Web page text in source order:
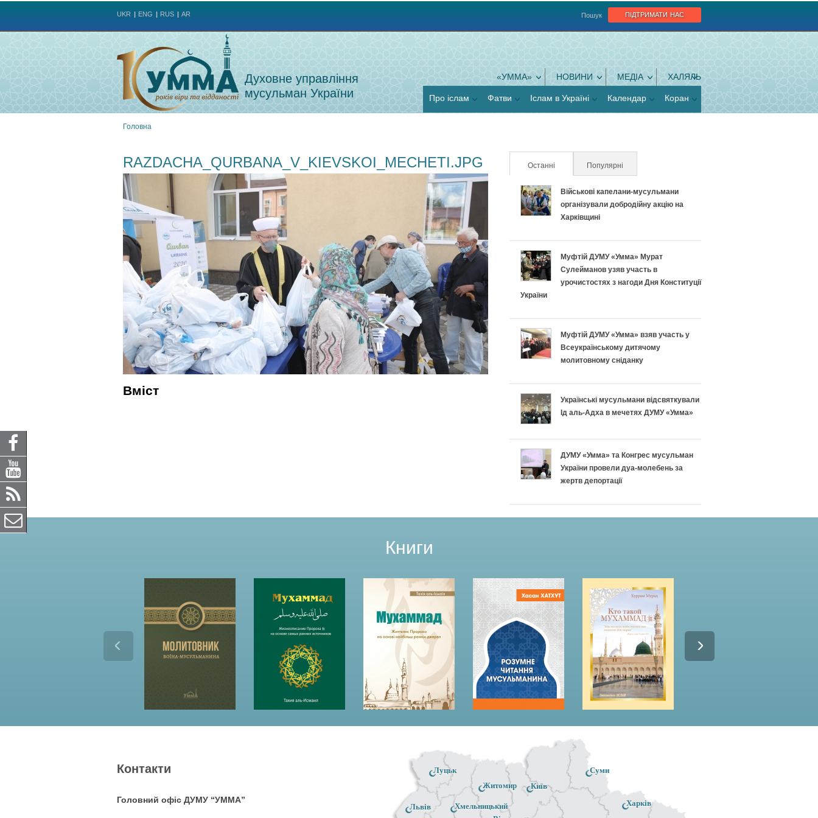
підтримати нас
Пошук
UKR ENG RUS AR
Духовне управління
мусульман України
«УММА» НОВИНИ МЕДІА ХАЛЯЛЬ
Про іслам Фатви Іслам в Україні Календар Коран
є
тут
Головна
RAZDACHA_QURBANA_V_KIEVSKOI_MECHETI.JPG
Вміст
Останні (активна вкладка)
Популярні
Військові капелани-мусульмани
організували добродійну акцію на
Харківщині
Муфтій ДУМУ «Умма» Мурат
Сулейманов узяв участь в
урочистостях з нагоди Дня Конституції
України
Муфтій ДУМУ «Умма» взяв участь у
Всеукраїнському дитячому
молитовному сніданку
Українські мусульмани відсвяткували
Ід аль-Адха в мечетях ДУМУ «Умма»
ДУМУ «Умма» та Конгрес мусульман
України провели дуа-молебень за
жертв депортації
Книги
Житомир Київ
Хмельницький
Луцьк Суми
Львів Харків
Контакти
Головний офіс ДУМУ “УММА”